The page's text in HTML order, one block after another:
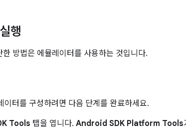
행
방법은 에뮬레이터를 사용하는 것입니다.
터를 구성하려면 다음 단계를 완료하세요.
Tools 탭을 엽니다. Android SDK Platform Tools